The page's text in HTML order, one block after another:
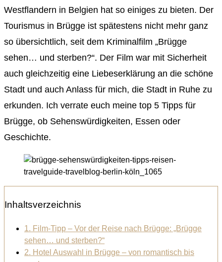
Westflandern in Belgien hat so einiges zu bieten. Der
Tourismus in Brügge ist spätestens nicht mehr ganz
so übersichtlich, seit dem Kriminalfilm „Brügge
sehen… und sterben?“. Der Film war mit Sicherheit
auch gleichzeitig eine Liebeserklärung an die schöne
Stadt und auch Anlass für mich, die Stadt in Ruhe zu
erkunden. Ich verrate euch meine top 5 Tipps für
Brügge, ob Sehenswürdigkeiten, Essen oder
Geschichte.
Inhaltsverzeichnis
1. Film-Tipp – Vor der Reise nach Brügge: „Brügge
sehen… und sterben?“
2. Hotel Auswahl in Brügge – von romantisch bis